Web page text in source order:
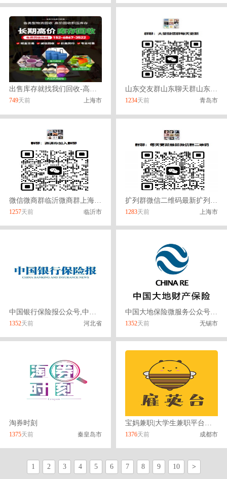
出售库存就找我们回收-高价回收库存
749天前 上海市
山东交友群山东聊天群山东兼职群山东宝妈群山东行业群山东微信群
1234天前 青岛市
微信微商群临沂微商群上海微商群大连微商群做微商群聊微信群
1257天前 临沂市
扩列群微信二维码最新扩列群二维码扩列群微信群加入
1283天前 上海市
1352天前 河北省
中国大地保险微服务公众号,大地关注公众号
1352天前 无锡市
淘券时刻
1375天前 秦皇岛市
宝妈兼职|大学生兼职平台雇英台
1376天前 成都市
1 2 3 4 5 6 7 8 9 10 >